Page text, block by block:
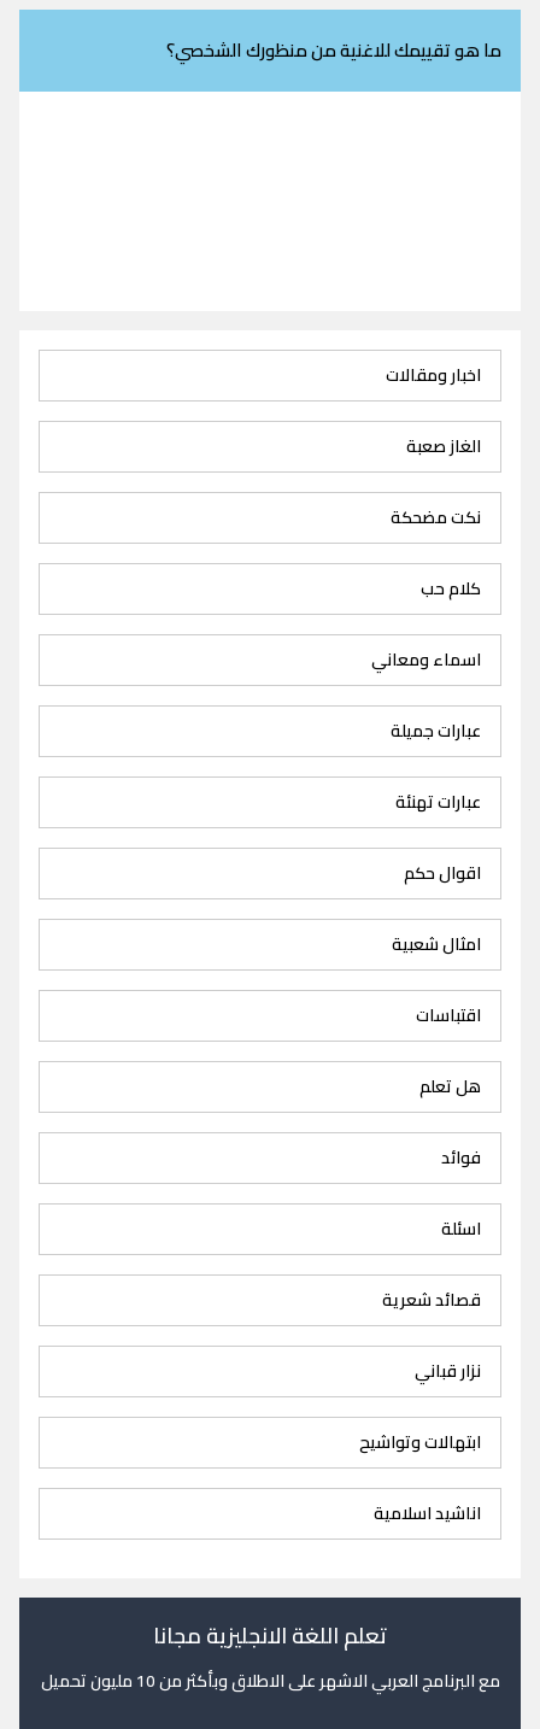
ما هو تقييمك للاغنية من منظورك الشخصي؟
اخبار ومقالات
الغاز صعبة
نكت مضحكة
كلام حب
اسماء ومعاني
عبارات جميلة
عبارات تهنئة
اقوال حكم
امثال شعبية
اقتباسات
هل تعلم
فوائد
اسئلة
قصائد شعرية
نزار قباني
ابتهالات وتواشيح
اناشيد اسلامية
تعلم اللغة الانجليزية مجانا
مع البرنامج العربي الاشهر على الاطلاق وبأكثر من 10 مليون تحميل